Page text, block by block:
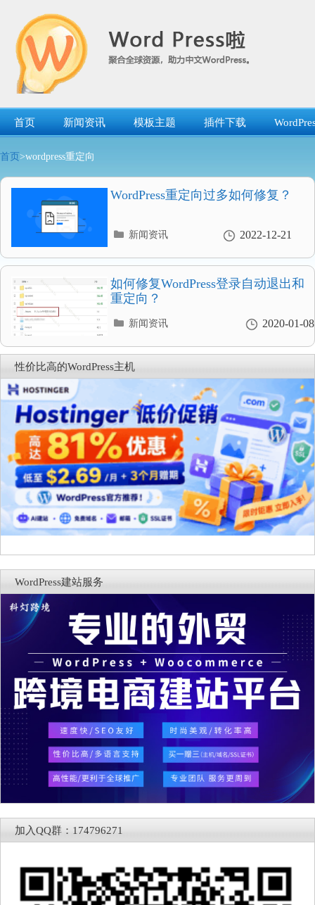
首页 新闻资讯 模板主题 插件下载
首页 >wordpress重定向
WordPress重定向过多如何修复？
2022-12-21
分
录
新闻资讯
如何修复WordPress登录自动退出和
重定向？
2020-01-08
分
录
新闻资讯
性价比高的WordPress主机
WordPress建站服务
加入QQ群：174796271